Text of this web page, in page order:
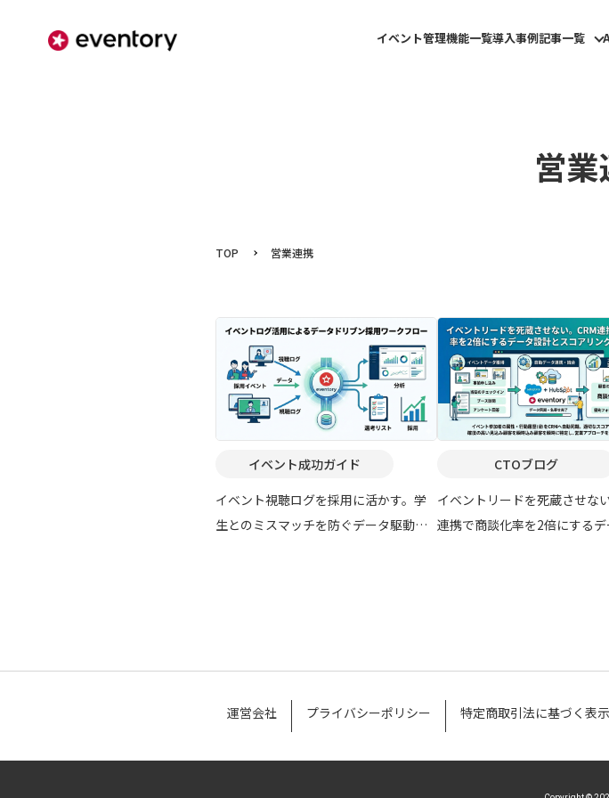
イベント管理機能一覧導入事例記事一覧
営
TOP 営業連携
イベント成功ガイド
イベント視聴ログを採用に活かす。学
生とのミスマッチを防ぐデータ駆動型
CTOブログ
イベントリードを死蔵させな
連携で商談化率を2倍にする
運営会社 プライバシーポリシー 特定商取引法に基づく表示